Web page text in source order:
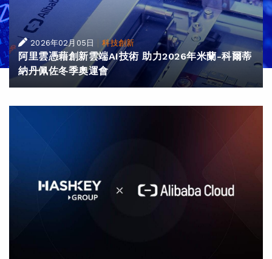
2026年02月05日 |科技創新
阿里雲憑藉創新雲端AI技術 助力2026年米蘭-科爾蒂
納丹佩佐冬季奧運會